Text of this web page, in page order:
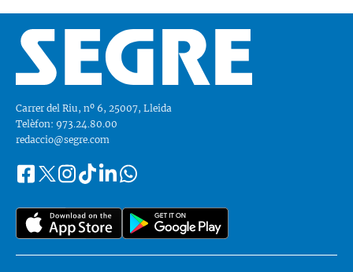
Carrer del Riu, nº 6, 25007, Lleida
Telèfon: 973.24.80.00
redaccio@segre.com
Segueix-
a::
FacebookInstagram
TiktokLinkedinWhatsapp